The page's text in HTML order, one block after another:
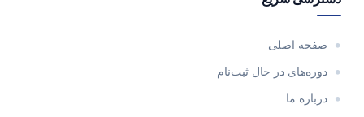
صفحه اصلی
دوره‌های در حال ثبت‌نام
درباره ما